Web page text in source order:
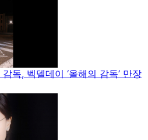
독, 벡델데이 ‘올해의 감독’ 만장